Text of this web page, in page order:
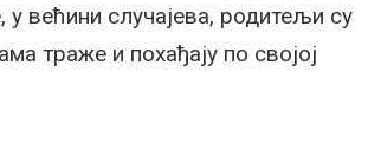
већини случајева, родитељи су
траже и похађају по својој